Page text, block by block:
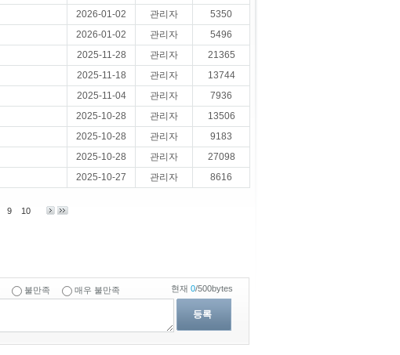
2026-01-02 관리자
5350
2026-01-02 관리자
5496
2025-11-28 관리자
21365
2025-11-18 관리자
13744
2025-11-04 관리자
7936
2025-10-28 관리자
13506
2025-10-28 관리자
9183
2025-10-28 관리자
27098
2025-10-27 관리자 8616
9 10
불만족 매우 불만족
등록
현재 0/500bytes